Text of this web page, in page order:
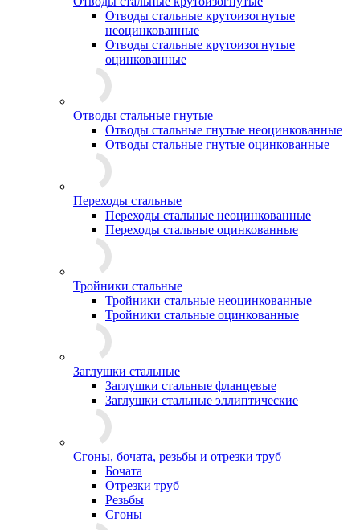
Отводы стальные крутоизогнутые
неоцинкованные
Отводы стальные крутоизогнутые
оцинкованные
Отводы стальные гнутые
Отводы стальные гнутые неоцинкованные
Отводы стальные гнутые оцинкованные
Переходы стальные
Переходы стальные неоцинкованные
Переходы стальные оцинкованные
Тройники стальные
Тройники стальные неоцинкованные
Тройники стальные оцинкованные
Заглушки стальные
Заглушки стальные фланцевые
Заглушки стальные эллиптические
Сгоны, бочата, резьбы и отрезки труб
Бочата
Отрезки труб
Резьбы
Сгоны